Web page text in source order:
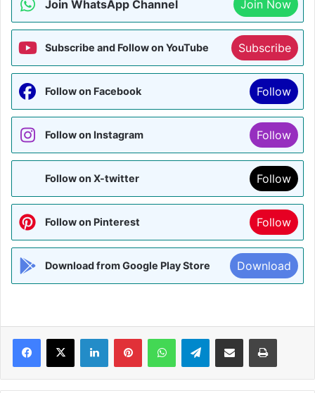
Join WhatsApp Channel Join Now
Subscribe and Follow on YouTube Subscribe
Follow on Facebook Follow
Follow on Instagram Follow
Follow on X-twitter Follow
Follow on Pinterest Follow
Download from Google Play Store Download
Facebook
X LinkedInPinterestWhatsAppTelegramShare via Email Print